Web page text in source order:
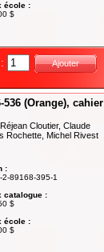
école :
$
Ajouter
(Orange), cahier
Cloutier, Claude
Rochette, Michel Rivest
:
2-89168-395-1
catalogue :
$
école :
$